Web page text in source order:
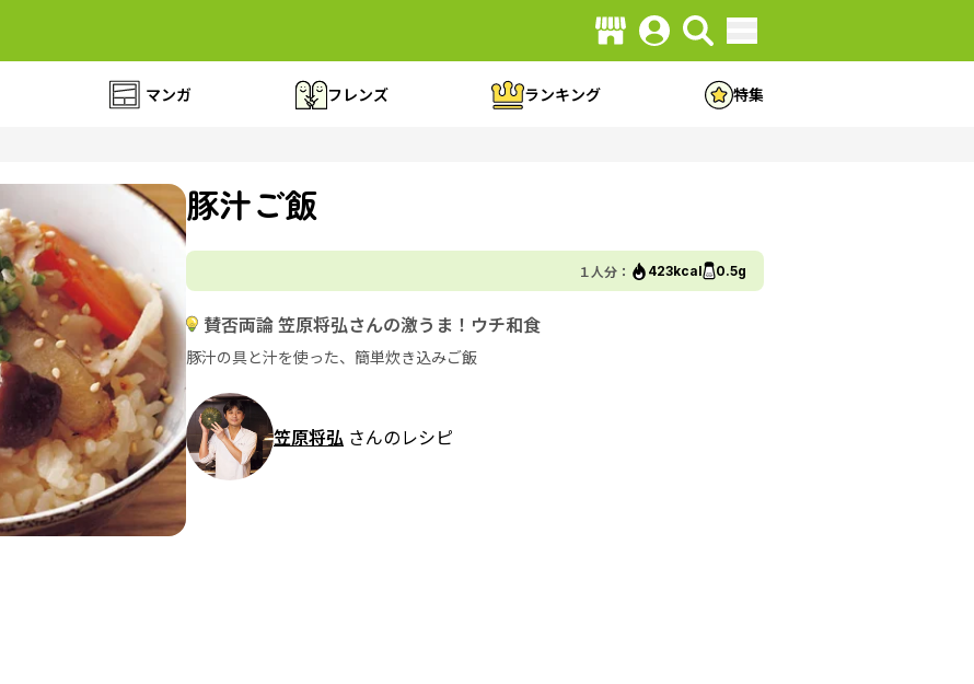
マンガ フレンズ ランキング 特集
豚汁ご飯
１人分： 423kcal 0.5g
賛否両論 笠原将弘さんの激うま！ウチ和食
豚汁の具と汁を使った、簡単炊き込みご飯
笠原将弘 さんのレシピ